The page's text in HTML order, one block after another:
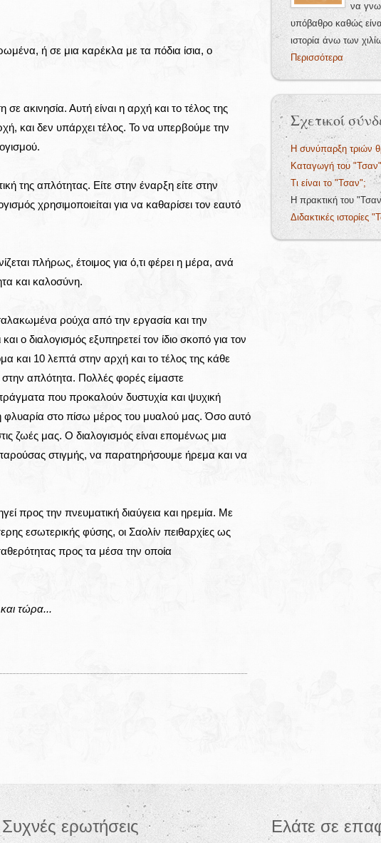
ή σε μια καρέκλα με τα πόδια ίσια, ο
ακινησία. Αυτή είναι η αρχή και το τέλος της
και δεν υπάρχει τέλος. Το να υπερβούμε την
της απλότητας. Είτε στην έναρξη είτε στην
χρησιμοποιείται για να καθαρίσει τον εαυτό
πλήρως, έτοιμος για ό,τι φέρει η μέρα, ανά
και καλοσύνη.
ρούχα από την εργασία και την
ο διαλογισμός εξυπηρετεί τον ίδιο σκοπό για τον
και 10 λεπτά στην αρχή και το τέλος της κάθε
στην απλότητα. Πολλές φορές είμαστε
που προκαλούν δυστυχία και ψυχική
στο πίσω μέρος του μυαλού μας. Όσο αυτό
ζωές μας. Ο διαλογισμός είναι επομένως μια
στιγμής, να παρατηρήσουμε ήρεμα και να
προς την πνευματική διαύγεια και ηρεμία. Με
εσωτερικής φύσης, οι Σαολίν πειθαρχίες ως
προς τα μέσα την οποία
τώρα...
να
υπόβαθρο καθώς
ιστορία άνω των
Περισσότερα
Σχετικοί
Η συνύπαρξη τριών
Καταγωγή του
Τι είναι το "Τσαν";
Η πρακτική του
Διδακτικές ιστορίες
Συχνές ερωτήσεις Ελάτε σε